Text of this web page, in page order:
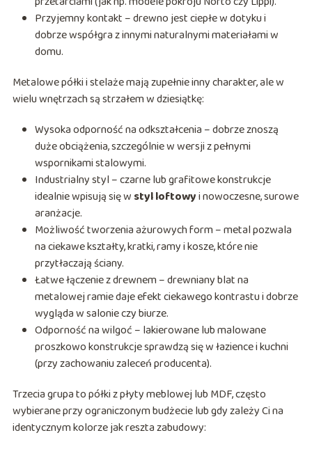
Przyjemny kontakt – drewno jest ciepłe w dotyku i
dobrze współgra z innymi naturalnymi materiałami w
domu.
Metalowe półki i stelaże mają zupełnie inny charakter, ale w
wielu wnętrzach są strzałem w dziesiątkę:
Wysoka odporność na odkształcenia – dobrze znoszą
duże obciążenia, szczególnie w wersji z pełnymi
wspornikami stalowymi.
Industrialny styl – czarne lub grafitowe konstrukcje
idealnie wpisują się w styl loftowyi nowoczesne, surowe
aranżacje.
Możliwość tworzenia ażurowych form – metal pozwala
na ciekawe kształty, kratki, ramy i kosze, które nie
przytłaczają ściany.
Łatwe łączenie z drewnem – drewniany blat na
metalowej ramie daje efekt ciekawego kontrastu i dobrze
wygląda w salonie czy biurze.
Odporność na wilgoć – lakierowane lub malowane
proszkowo konstrukcje sprawdzą się w łazience i kuchni
(przy zachowaniu zaleceń producenta).
Trzecia grupa to półki z płyty meblowej lub MDF, często
wybierane przy ograniczonym budżecie lub gdy zależy Ci na
identycznym kolorze jak reszta zabudowy: